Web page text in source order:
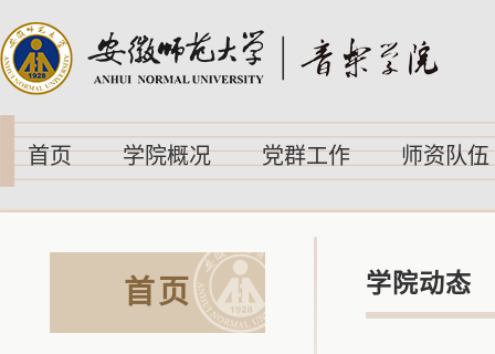
首页 学院概况 党群工作 师资队伍
首页 学院动态